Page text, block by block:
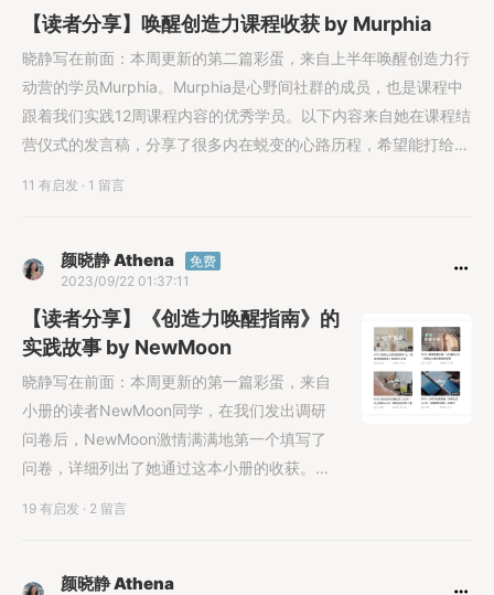
【读者分享】唤醒创造力课程收获 by Murphia
晓静写在前面：本周更新的第二篇彩蛋，来自上半年唤醒创造力行
动营的学员Murphia。Murphia是心野间社群的成员，也是课程中
跟着我们实践12周课程内容的优秀学员。以下内容来自她在课程结
营仪式的发言稿，分享了很多内在蜕变的心路历程，希望能打给大
11 有启发 · 1 留言
颜晓静 Athena
免费
2023/09/22 01:37:11
【读者分享】《创造力唤醒指南》的
实践故事 by NewMoon
晓静写在前面：本周更新的第一篇彩蛋，来自
小册的读者NewMoon同学，在我们发出调研
问卷后，NewMoon激情满满地第一个填写了
问卷，详细列出了她通过这本小册的收获。于
位辞职半年多的创业新人。在过去几年里，我
19 有启发 · 2 留言
颜晓静 Athena